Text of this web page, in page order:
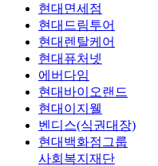
현대면세점
현대드림투어
현대렌탈케어
현대퓨처넷
에버다임
현대바이오랜드
현대이지웰
벤디스(식권대장)
현대백화점그룹
사회복지재단